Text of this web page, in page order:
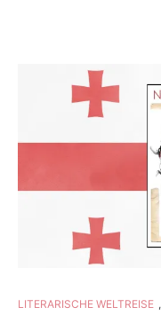
LITERARISCHE WELTREISE ,